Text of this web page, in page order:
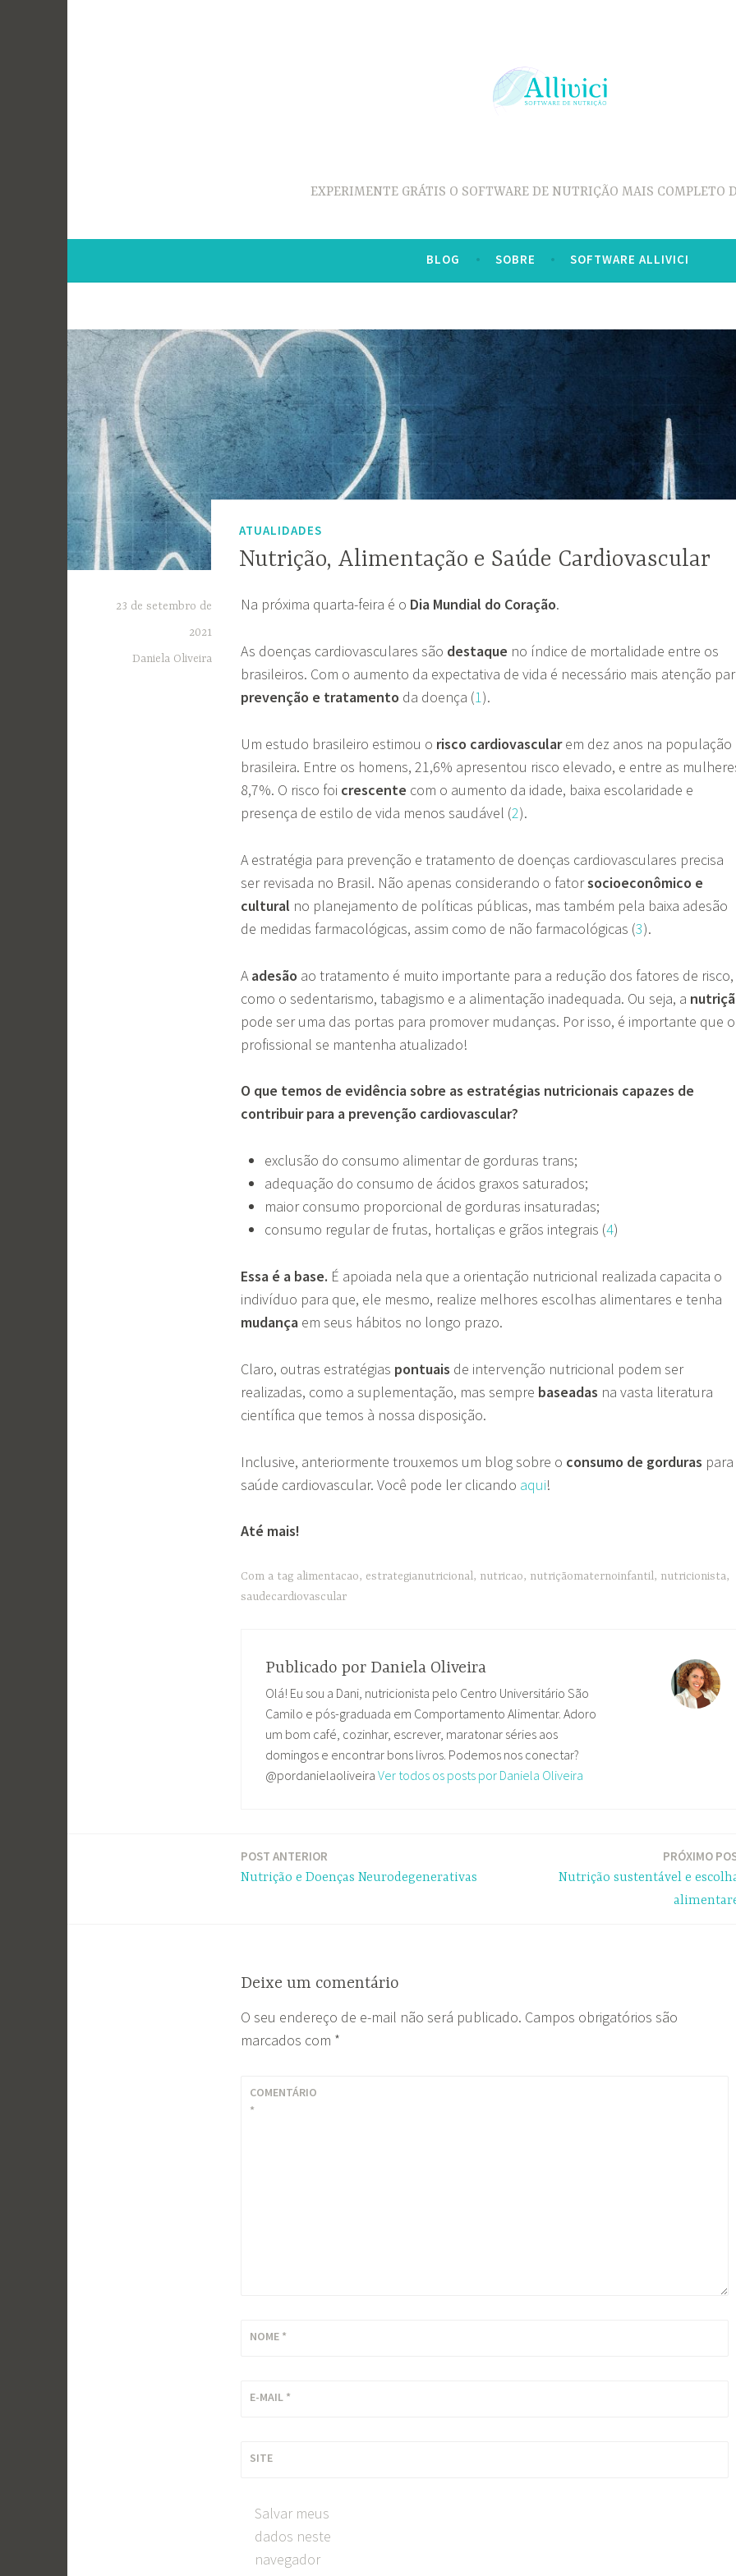
EXPERIMENTE GRÁTIS O SOFTWARE DE NUTRIÇÃO MAIS COMPLETO
BLOG SOBRE SOFTWARE ALLIVICI
ATUALIDADES
Nutrição, Alimentação e Saúde Cardiovascular
23 de setembro de
2021
Daniela Oliveira
Na próxima quarta-feira é o Dia Mundial do Coração.
As doenças cardiovasculares são destaque no índice de mortalidade entre os
brasileiros. Com o aumento da expectativa de vida é necessário mais atenção
prevenção e tratamento da doença (1).
Um estudo brasileiro estimou o risco cardiovascularem dez anos na população
brasileira. Entre os homens, 21,6% apresentou risco elevado, e entre as
8,7%. O risco foi crescente com o aumento da idade, baixa escolaridade e
presença de estilo de vida menos saudável (2).
A estratégia para prevenção e tratamento de doenças cardiovasculares precisa
ser revisada no Brasil. Não apenas considerando o fatorsocioeconômico e
cultural no planejamento de políticas públicas, mas também pela baixa adesão
de medidas farmacológicas, assim como de não farmacológicas (3).
Aadesão ao tratamento é muito importante para a redução dos fatores de risco,
como o sedentarismo, tabagismo e a alimentação inadequada. Ou seja, a
pode ser uma das portas para promover mudanças. Por isso, é importante que o
profissional se mantenha atualizado!
O que temos de evidência sobre as estratégias nutricionais capazes de
contribuir para a prevenção cardiovascular?
exclusão do consumo alimentar de gorduras trans;
adequação do consumo de ácidos graxos saturados;
maior consumo proporcional de gorduras insaturadas;
consumo regular de frutas, hortaliças e grãos integrais (4)
Essa é a base. É apoiada nela que a orientação nutricional realizada capacita o
indivíduo para que, ele mesmo, realize melhores escolhas alimentares e tenha
mudança em seus hábitos no longo prazo.
Claro, outras estratégias pontuais de intervenção nutricional podem ser
realizadas, como a suplementação, mas sempre baseadas na vasta literatura
científica que temos à nossa disposição.
Inclusive, anteriormente trouxemos um blog sobre o consumo de gorduras
saúde cardiovascular. Você pode ler clicando aqui!
Até mais!
Com a tag alimentacao, estrategianutricional, nutricao, nutriçãomaternoinfantil, nutricionista,
saudecardiovascular
Publicado por Daniela Oliveira
Olá! Eu sou a Dani, nutricionista pelo Centro Universitário São
Camilo e pós-graduada em Comportamento Alimentar. Adoro
um bom café, cozinhar, escrever, maratonar séries aos
domingos e encontrar bons livros. Podemos nos conectar?
@pordanielaoliveira Ver todos os posts por Daniela Oliveira
POST ANTERIOR
Nutrição e Doenças Neurodegenerativas
PRÓXIMO
Nutrição sustentável e
Deixe um comentário
O seu endereço de e-mail não será publicado. Campos obrigatórios são
marcados com *
COMENTÁRIO
*
NOME *
E-MAIL *
SITE
Salvar meus
dados neste
navegador